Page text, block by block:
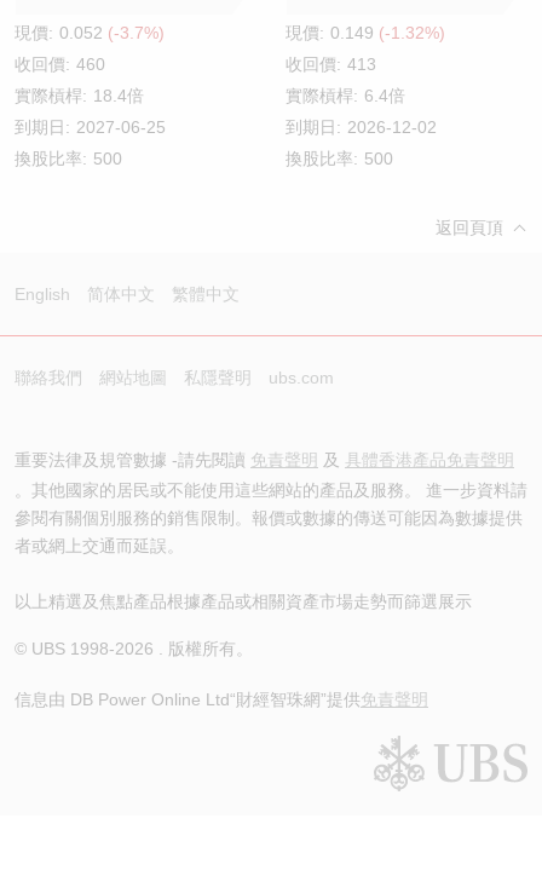
現價: 0.052 (-3.7%)
收回價: 460
實際槓桿: 18.4倍
到期日: 2027-06-25
換股比率: 500
現價: 0.149 (-1.32%)
收回價: 413
實際槓桿: 6.4倍
到期日: 2026-12-02
換股比率: 500
返回頁頂
English 简体中文 繁體中文
聯絡我們 網站地圖 私隱聲明 ubs.com
重要法律及規管數據 -請先閱讀 免責聲明 及 具體香港產品免責聲明
。其他國家的居民或不能使用這些網站的產品及服務。 進一步資料請
參閱有關個別服務的銷售限制。報價或數據的傳送可能因為數據提供
者或網上交通而延誤。
以上精選及焦點產品根據產品或相關資產市場走勢而篩選展示
© UBS 1998-2026 . 版權所有。
信息由 DB Power Online Ltd“財經智珠網”提供免責聲明